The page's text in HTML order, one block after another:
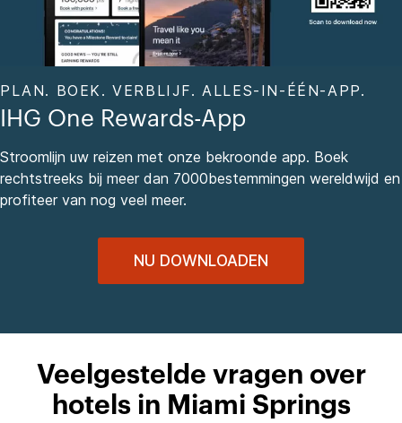
PLAN. BOEK. VERBLIJF. ALLES-IN-ÉÉN-APP.
IHG One Rewards-App
Stroomlijn uw reizen met onze bekroonde app. Boek
rechtstreeks bij meer dan 7000bestemmingen wereldwijd en
profiteer van nog veel meer.
NU DOWNLOADEN
Veelgestelde vragen over
hotels in Miami Springs